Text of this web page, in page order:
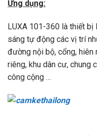
Ứng dụng:
LUXA 101-360 là thiết bị
sáng tự động các vị trí
đường nội bộ, cổng, hiên
riêng, khu dân cư, chung
công cộng …